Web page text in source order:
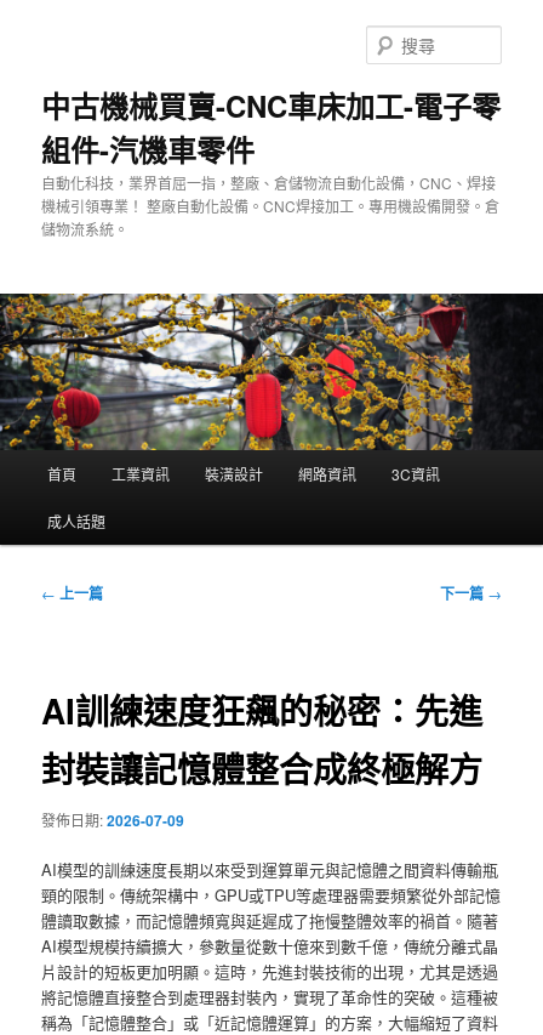
中古機械買賣-CNC車床加工-電子零
組件-汽機車零件
自動化科技，業界首屈一指，整廠、倉儲物流自動化設備，CNC、焊接
機械引領專業！ 整廠自動化設備。CNC焊接加工。專用機設備開發。倉
儲物流系統。
尋
單
首頁 工業資訊 裝潢設計 網路資訊 3C資訊
成人話題
文
← 上一篇 下一篇 →
AI訓練速度狂飆的秘密：先進
封裝讓記憶體整合成終極解方
發佈日期:2026-07-09
AI模型的訓練速度長期以來受到運算單元與記憶體之間資料傳輸瓶
頸的限制。傳統架構中，GPU或TPU等處理器需要頻繁從外部記憶
體讀取數據，而記憶體頻寬與延遲成了拖慢整體效率的禍首。隨著
AI模型規模持續擴大，參數量從數十億來到數千億，傳統分離式晶
片設計的短板更加明顯。這時，先進封裝技術的出現，尤其是透過
將記憶體直接整合到處理器封裝內，實現了革命性的突破。這種被
稱為「記憶體整合」或「近記憶體運算」的方案，大幅縮短了資料